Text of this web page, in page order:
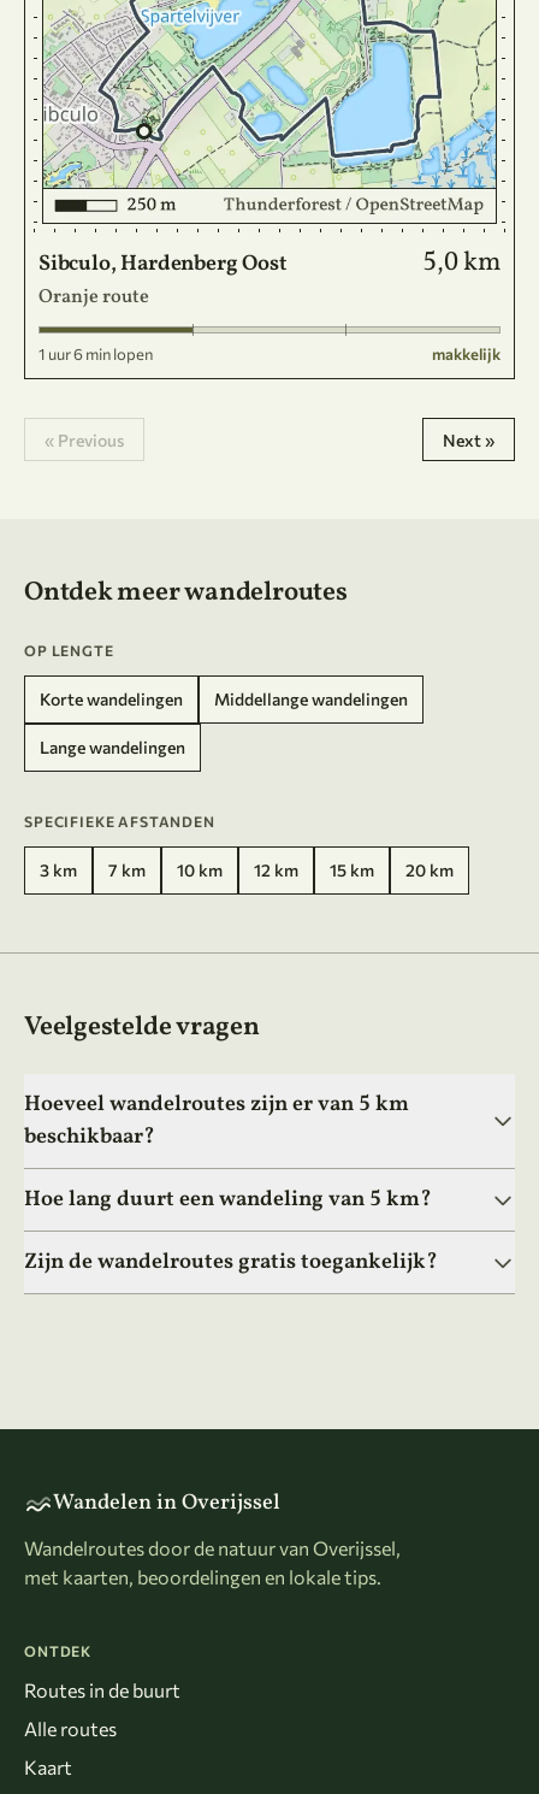
Sibculo, Hardenberg Oost 5,0 km
Oranje route
1 uur 6 min lopen makkelijk
« Previous Next »
Ontdek meer wandelroutes
OP LENGTE
Korte wandelingen Middellange wandelingen
Lange wandelingen
SPECIFIEKE AFSTANDEN
3 km 7 km 10 km 12 km 15 km 20 km
Veelgestelde vragen
Hoeveel wandelroutes zijn er van 5 km
beschikbaar?
Hoe lang duurt een wandeling van 5 km?
Zijn de wandelroutes gratis toegankelijk?
Wandelen in Overijssel
Wandelroutes door de natuur van Overijssel,
met kaarten, beoordelingen en lokale tips.
ONTDEK
Routes in de buurt
Alle routes
Kaart